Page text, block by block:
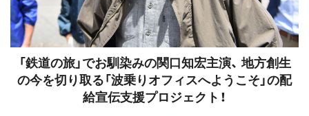
「鉄道の旅」でお馴染みの関口知宏主演、 地方創生
の今を切り取る「波乗りオフィスへようこそ」の配
給宣伝支援プロジェクト！